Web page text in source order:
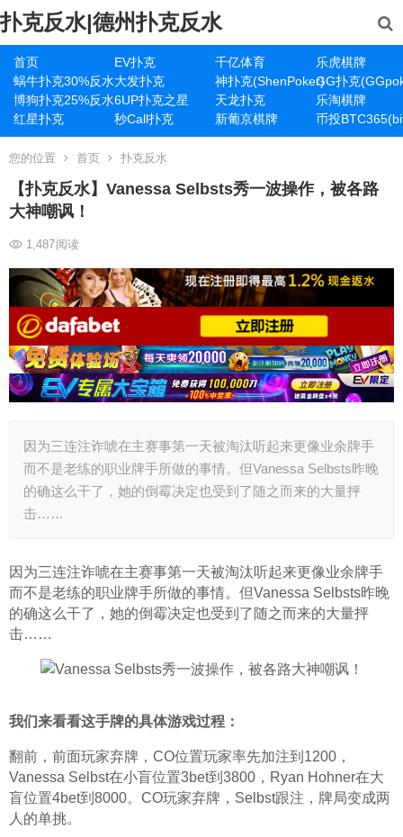
扑克反水|德州扑克反水
首页 EV扑克 千亿体育
乐虎棋牌
蜗牛扑克30%反水大发扑克 神扑克(ShenPoker)GG扑克
博狗扑克25%反水6UP扑克之星 天龙扑克
乐淘棋牌
红星扑克
秒Call扑克 新葡京棋牌 币投
您的位置 首页 扑克反水
【扑克反水】Vanessa Selbsts秀一波操作，被各路
大神嘲讽！
1,487阅读
因为三连注诈唬在主赛事第一天被淘汰听起来更像业余牌手
而不是老练的职业牌手所做的事情。但Vanessa Selbsts昨晚
的确这么干了，她的倒霉决定也受到了随之而来的大量抨
击……
因为三连注诈唬在主赛事第一天被淘汰听起来更像业余牌手
而不是老练的职业牌手所做的事情。但Vanessa Selbsts昨晚
的确这么干了，她的倒霉决定也受到了随之而来的大量抨
击……
我们来看看这手牌的具体游戏过程：
翻前，前面玩家弃牌，CO位置玩家率先加注到1200，
Vanessa Selbst在小盲位置3bet到3800，Ryan Hohner在大
盲位置4bet到8000。CO玩家弃牌，Selbst跟注，牌局变成两
人的单挑。